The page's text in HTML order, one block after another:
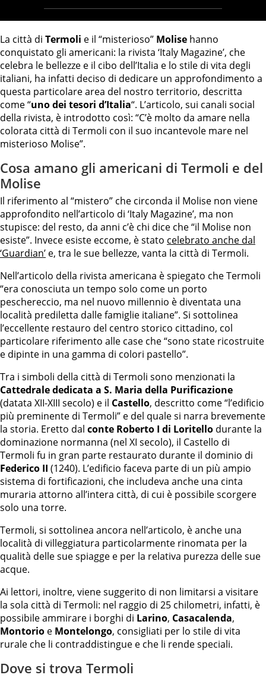
La città di Termoli e il “misterioso” Molise hanno
conquistato gli americani: la rivista ‘Italy Magazine’, che
celebra le bellezze e il cibo dell’Italia e lo stile di vita degli
italiani, ha infatti deciso di dedicare un approfondimento a
questa particolare area del nostro territorio, descritta
come “uno dei tesori d’Italia“. L’articolo, sui canali social
della rivista, è introdotto così: “C’è molto da amare nella
colorata città di Termoli con il suo incantevole mare nel
misterioso Molise”.
Cosa amano gli americani di Termoli e del
Molise
Il riferimento al “mistero” che circonda il Molise non viene
approfondito nell’articolo di ‘Italy Magazine’, ma non
stupisce: del resto, da anni c’è chi dice che “il Molise non
esiste”. Invece esiste eccome, è stato celebrato anche dal
‘Guardian’ e, tra le sue bellezze, vanta la città di Termoli.
Nell’articolo della rivista americana è spiegato che Termoli
“era conosciuta un tempo solo come un porto
peschereccio, ma nel nuovo millennio è diventata una
località prediletta dalle famiglie italiane”. Si sottolinea
l’eccellente restauro del centro storico cittadino, col
particolare riferimento alle case che “sono state ricostruite
e dipinte in una gamma di colori pastello”.
Tra i simboli della città di Termoli sono menzionati la
Cattedrale dedicata a S. Maria della Purificazione
(datata XII-XIII secolo) e il Castello, descritto come “l’edificio
più preminente di Termoli” e del quale si narra brevemente
la storia. Eretto dal conte Roberto I di Loritello durante la
dominazione normanna (nel XI secolo), il Castello di
Termoli fu in gran parte restaurato durante il dominio di
Federico II (1240). L’edificio faceva parte di un più ampio
sistema di fortificazioni, che includeva anche una cinta
muraria attorno all’intera città, di cui è possibile scorgere
solo una torre.
Termoli, si sottolinea ancora nell’articolo, è anche una
località di villeggiatura particolarmente rinomata per la
qualità delle sue spiagge e per la relativa purezza delle sue
acque.
Ai lettori, inoltre, viene suggerito di non limitarsi a visitare
la sola città di Termoli: nel raggio di 25 chilometri, infatti, è
possibile ammirare i borghi di Larino, Casacalenda,
Montorio e Montelongo, consigliati per lo stile di vita
rurale che li contraddistingue e che li rende speciali.
Dove si trova Termoli